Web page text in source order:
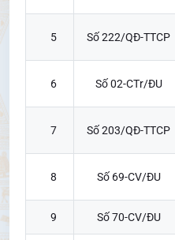
5 Số 222/QĐ-TTCP
6 Số 02-CTr/ĐU
7 Số 203/QĐ-TTCP
8 Số 69-CV/ĐU
9 Số 70-CV/ĐU